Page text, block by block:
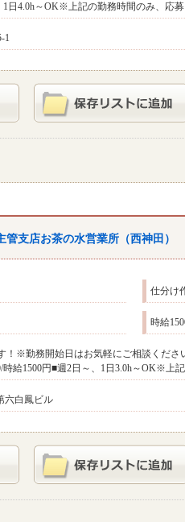
1日4.0h～OK※上記の勤務時間のみ、応
1
支店お茶の水営業所（西神田）
仕分け
時給
！※勤務開始日はお気軽にご相談くだ
時給1500円■週2日～、1日3.0h～OK※上
六白鳳ビル